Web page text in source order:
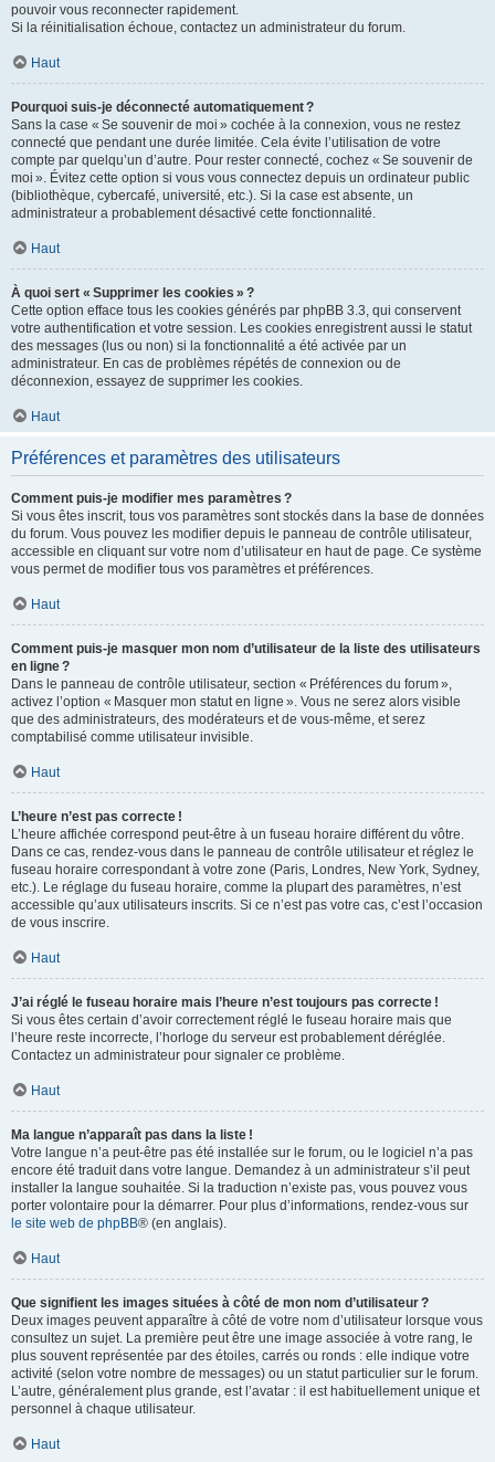
pouvoir vous reconnecter rapidement.
Si la réinitialisation échoue, contactez un administrateur du forum.
Haut
Pourquoi suis-je déconnecté automatiquement ?
Sans la case « Se souvenir de moi » cochée à la connexion, vous ne restez
connecté que pendant une durée limitée. Cela évite l’utilisation de votre
compte par quelqu’un d’autre. Pour rester connecté, cochez « Se souvenir de
moi ». Évitez cette option si vous vous connectez depuis un ordinateur public
(bibliothèque, cybercafé, université, etc.). Si la case est absente, un
administrateur a probablement désactivé cette fonctionnalité.
Haut
À quoi sert « Supprimer les cookies » ?
Cette option efface tous les cookies générés par phpBB 3.3, qui conservent
votre authentification et votre session. Les cookies enregistrent aussi le statut
des messages (lus ou non) si la fonctionnalité a été activée par un
administrateur. En cas de problèmes répétés de connexion ou de
déconnexion, essayez de supprimer les cookies.
Haut
Préférences et paramètres des utilisateurs
Comment puis-je modifier mes paramètres ?
Si vous êtes inscrit, tous vos paramètres sont stockés dans la base de données
du forum. Vous pouvez les modifier depuis le panneau de contrôle utilisateur,
accessible en cliquant sur votre nom d’utilisateur en haut de page. Ce système
vous permet de modifier tous vos paramètres et préférences.
Haut
Comment puis-je masquer mon nom d’utilisateur de la liste des utilisateurs
en ligne ?
Dans le panneau de contrôle utilisateur, section « Préférences du forum »,
activez l’option « Masquer mon statut en ligne ». Vous ne serez alors visible
que des administrateurs, des modérateurs et de vous-même, et serez
comptabilisé comme utilisateur invisible.
Haut
L’heure n’est pas correcte !
L’heure affichée correspond peut-être à un fuseau horaire différent du vôtre.
Dans ce cas, rendez-vous dans le panneau de contrôle utilisateur et réglez le
fuseau horaire correspondant à votre zone (Paris, Londres, New York, Sydney,
etc.). Le réglage du fuseau horaire, comme la plupart des paramètres, n’est
accessible qu’aux utilisateurs inscrits. Si ce n’est pas votre cas, c’est l’occasion
de vous inscrire.
Haut
J’ai réglé le fuseau horaire mais l’heure n’est toujours pas correcte !
Si vous êtes certain d’avoir correctement réglé le fuseau horaire mais que
l’heure reste incorrecte, l’horloge du serveur est probablement déréglée.
Contactez un administrateur pour signaler ce problème.
Haut
Ma langue n’apparaît pas dans la liste !
Votre langue n’a peut-être pas été installée sur le forum, ou le logiciel n’a pas
encore été traduit dans votre langue. Demandez à un administrateur s’il peut
installer la langue souhaitée. Si la traduction n’existe pas, vous pouvez vous
porter volontaire pour la démarrer. Pour plus d’informations, rendez-vous sur
le site web de phpBB® (en anglais).
Haut
Que signifient les images situées à côté de mon nom d’utilisateur ?
Deux images peuvent apparaître à côté de votre nom d’utilisateur lorsque vous
consultez un sujet. La première peut être une image associée à votre rang, le
plus souvent représentée par des étoiles, carrés ou ronds : elle indique votre
activité (selon votre nombre de messages) ou un statut particulier sur le forum.
L’autre, généralement plus grande, est l’avatar : il est habituellement unique et
personnel à chaque utilisateur.
Haut